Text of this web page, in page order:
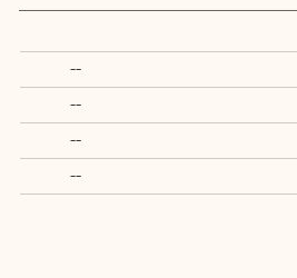
--
--
--
--